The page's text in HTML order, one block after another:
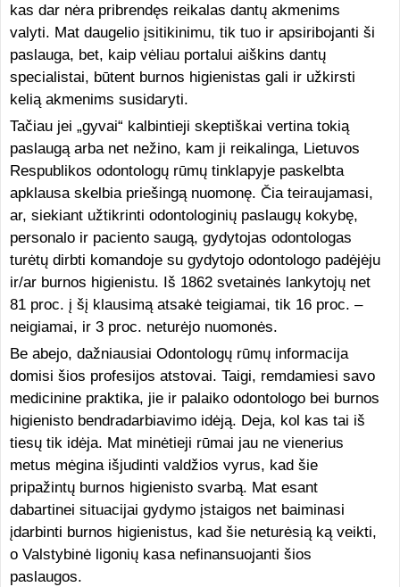
kas dar nėra pribrendęs reikalas dantų akmenims
valyti. Mat daugelio įsitikinimu, tik tuo ir apsiribojanti ši
paslauga, bet, kaip vėliau portalui aiškins dantų
specialistai, būtent burnos higienistas gali ir užkirsti
kelią akmenims susidaryti.
Tačiau jei „gyvai“ kalbintieji skeptiškai vertina tokią
paslaugą arba net nežino, kam ji reikalinga, Lietuvos
Respublikos odontologų rūmų tinklapyje paskelbta
apklausa skelbia priešingą nuomonę. Čia teiraujamasi,
ar, siekiant užtikrinti odontologinių paslaugų kokybę,
personalo ir paciento saugą, gydytojas odontologas
turėtų dirbti komandoje su gydytojo odontologo padėjėju
ir/ar burnos higienistu. Iš 1862 svetainės lankytojų net
81 proc. į šį klausimą atsakė teigiamai, tik 16 proc. –
neigiamai, ir 3 proc. neturėjo nuomonės.
Be abejo, dažniausiai Odontologų rūmų informacija
domisi šios profesijos atstovai. Taigi, remdamiesi savo
medicinine praktika, jie ir palaiko odontologo bei burnos
higienisto bendradarbiavimo idėją. Deja, kol kas tai iš
tiesų tik idėja. Mat minėtieji rūmai jau ne vienerius
metus mėgina išjudinti valdžios vyrus, kad šie
pripažintų burnos higienisto svarbą. Mat esant
dabartinei situacijai gydymo įstaigos net baiminasi
įdarbinti burnos higienistus, kad šie neturėsią ką veikti,
o Valstybinė ligonių kasa nefinansuojanti šios
paslaugos.